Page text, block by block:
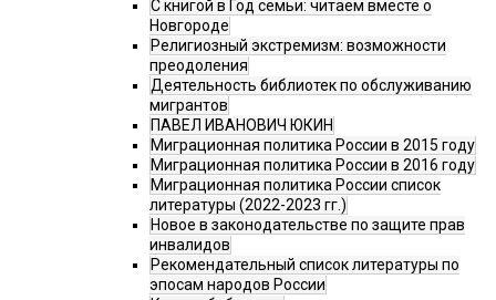
С книгой в Год семьи: читаем вместе о
Новгороде
Религиозный экстремизм: возможности
преодоления
Деятельность библиотек по обслуживанию
мигрантов
ПАВЕЛ ИВАНОВИЧ ЮКИН
Миграционная политика России в 2015 году
Миграционная политика России в 2016 году
Миграционная политика России список
литературы (2022-2023 гг.)
Новое в законодательстве по защите прав
инвалидов
Рекомендательный список литературы по
эпосам народов России